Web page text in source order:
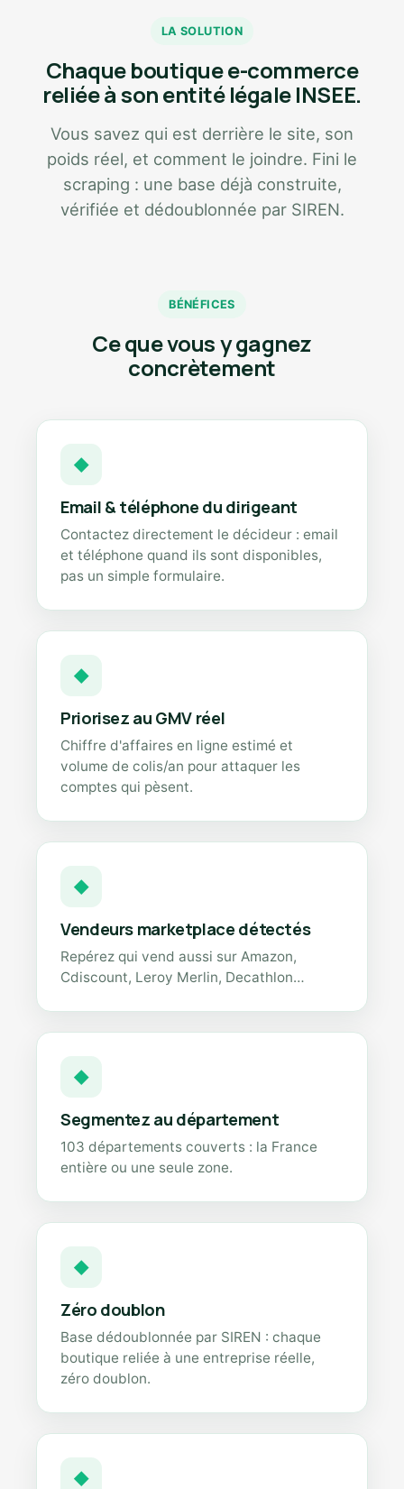
LA SOLUTION
Chaque boutique e-commerce
reliée à son entité légale INSEE.
Vous savez qui est derrière le site, son
poids réel, et comment le joindre. Fini le
scraping : une base déjà construite,
vérifiée et dédoublonnée par SIREN.
BÉNÉFICES
Ce que vous y gagnez
concrètement
◆
Email & téléphone du dirigeant
Contactez directement le décideur : email
et téléphone quand ils sont disponibles,
pas un simple formulaire.
◆
Priorisez au GMV réel
Chiffre d'affaires en ligne estimé et
volume de colis/an pour attaquer les
comptes qui pèsent.
◆
Vendeurs marketplace détectés
Repérez qui vend aussi sur Amazon,
Cdiscount, Leroy Merlin, Decathlon…
◆
Segmentez au département
103 départements couverts : la France
entière ou une seule zone.
◆
Zéro doublon
Base dédoublonnée par SIREN : chaque
boutique reliée à une entreprise réelle,
zéro doublon.
◆